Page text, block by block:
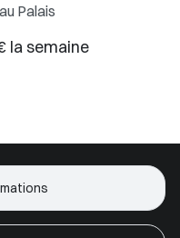
Palais
la semaine